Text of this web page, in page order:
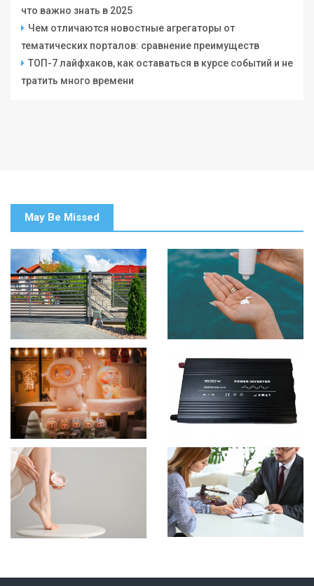
что важно знать в 2025
Чем отличаются новостные агрегаторы от
тематических порталов: сравнение преимуществ
ТОП-7 лайфхаков, как оставаться в курсе событий и не
тратить много времени
May Be Missed